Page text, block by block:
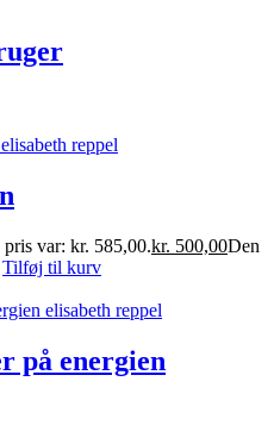
var: kr. 585,00.kr. 500,00Den
Tilføj til kurv
på energien